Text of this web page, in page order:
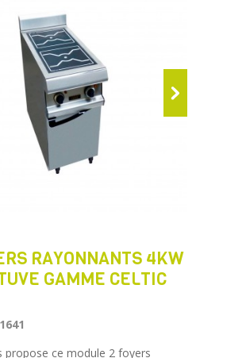
RAYONNANTS 4KW
GAMME CELTIC
propose ce module 2 foyers